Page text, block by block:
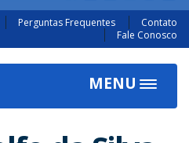
Perguntas Frequentes
Contato
Fale Conosco
MENU
Toggle